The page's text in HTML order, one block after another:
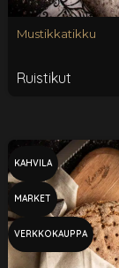
Mustikkatikku
Ruistikut
KAHVILA
MARKET
VERKKOKAUPPA